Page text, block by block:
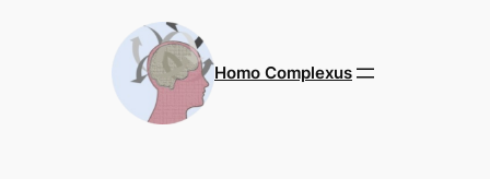
Homo Complexus